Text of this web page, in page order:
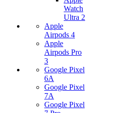
Watch
Ultra 2
Apple
Airpods 4
Apple
Airpods Pro
3
Google Pixel
6A
Google Pixel
7А
Google Pixel